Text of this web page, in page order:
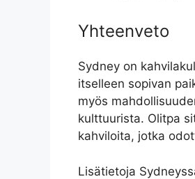
Yhteenveto
Sydney on
itselleen sopivan
myös
kulttuurista. Olitpa
kahviloita, jotka
Lisätietoja